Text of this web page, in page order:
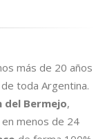
más de 20 años
toda Argentina.
del Bermejo,
menos de 24